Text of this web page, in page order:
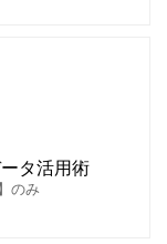
タ活用術
のみ